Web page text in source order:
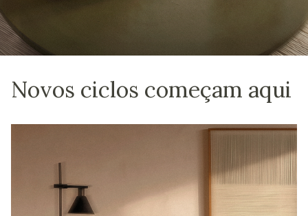
Novos ciclos começam aqui